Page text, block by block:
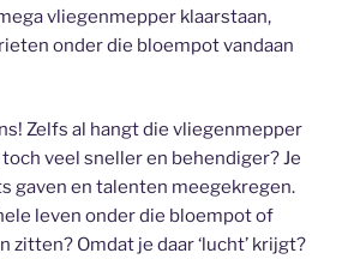
vliegenmepper klaarstaan,
onder die bloempot vandaan
Zelfs al hangt die vliegenmepper
veel sneller en behendiger? Je
gaven en talenten meegekregen.
leven onder die bloempot of
zitten? Omdat je daar ‘lucht’ krijgt?